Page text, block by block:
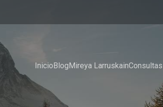
InicioBlogMireya Larruskain